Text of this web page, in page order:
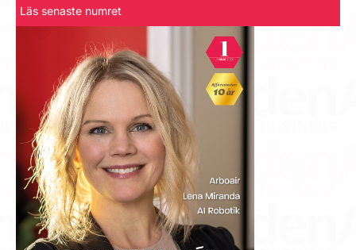
Läs senaste numret